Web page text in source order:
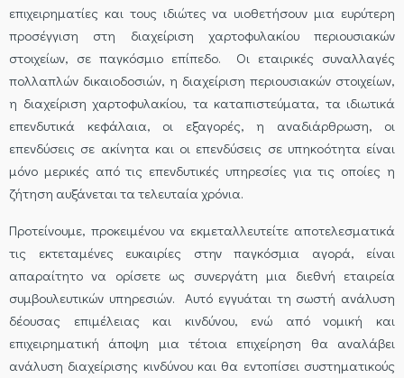
επιχειρηματίες και τους ιδιώτες να υιοθετήσουν μια ευρύτερη
προσέγγιση στη διαχείριση χαρτοφυλακίου περιουσιακών
στοιχείων, σε παγκόσμιο επίπεδο. Οι εταιρικές συναλλαγές
πολλαπλών δικαιοδοσιών, η διαχείριση περιουσιακών στοιχείων,
η διαχείριση χαρτοφυλακίου, τα καταπιστεύματα, τα ιδιωτικά
επενδυτικά κεφάλαια, οι εξαγορές, η αναδιάρθρωση, οι
επενδύσεις σε ακίνητα και οι επενδύσεις σε υπηκοότητα είναι
μόνο μερικές από τις επενδυτικές υπηρεσίες για τις οποίες η
ζήτηση αυξάνεται τα τελευταία χρόνια.
Προτείνουμε, προκειμένου να εκμεταλλευτείτε αποτελεσματικά
τις εκτεταμένες ευκαιρίες στην παγκόσμια αγορά, είναι
απαραίτητο να ορίσετε ως συνεργάτη μια διεθνή εταιρεία
συμβουλευτικών υπηρεσιών. Αυτό εγγυάται τη σωστή ανάλυση
δέουσας επιμέλειας και κινδύνου, ενώ από νομική και
επιχειρηματική άποψη μια τέτοια επιχείρηση θα αναλάβει
ανάλυση διαχείρισης κινδύνου και θα εντοπίσει συστηματικούς